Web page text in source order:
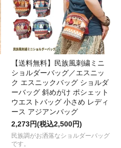
【送料無料】民族風刺繍ミニ
ショルダーバッグ／エスニッ
ク エスニックバッグ ショルダ
ーバッグ 斜めがけ ポシェット
ウエストバッグ 小さめ レディ
ース アジアンバッグ
2,273円(税込2,500円)
民族調がお洒落なショルダーバッグ
です。